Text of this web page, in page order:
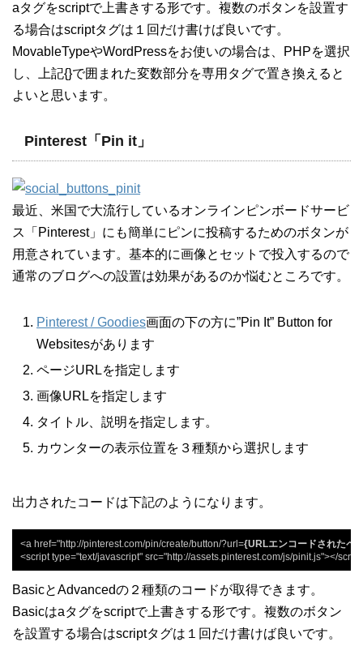
aタグをscriptで上書きする形です。複数のボタンを設置す
る場合はscriptタグは１回だけ書けば良いです。
MovableTypeやWordPressをお使いの場合は、PHPを選択
し、上記{}で囲まれた変数部分を専用タグで置き換えると
よいと思います。
Pinterest「Pin it」
最近、米国で大流行しているオンラインピンボードサービ
ス「Pinterest」にも簡単にピンに投稿するためのボタンが
用意されています。基本的に画像とセットで投入するので
通常のブログへの設置は効果があるのか悩むところです。
Pinterest / Goodies画面の下の方に”Pin It” Button for
Websitesがあります
ページURLを指定します
画像URLを指定します
タイトル、説明を指定します。
カウンターの表示位置を３種類から選択します
出力されたコードは下記のようになります。
<a href="http://pinterest.com/pin/create/button/?url={URLエンコードされたペ
<script type="text/javascript" src="http://assets.pinterest.com/js/pinit.js"></
BasicとAdvancedの２種類のコードが取得できます。
Basicはaタグをscriptで上書きする形です。複数のボタン
を設置する場合はscriptタグは１回だけ書けば良いです。